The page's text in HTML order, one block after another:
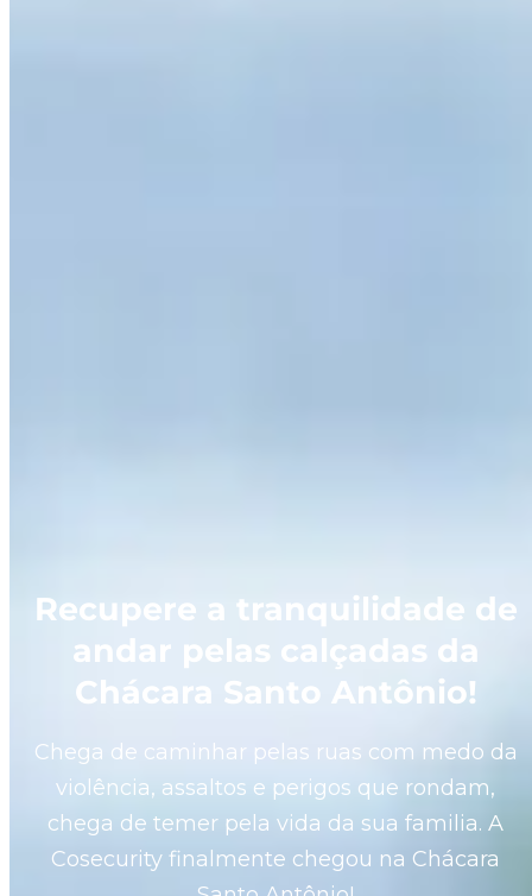
Recupere a tranquilidade de
andar pelas calçadas da
Chácara Santo Antônio!
Chega de caminhar pelas ruas com medo da
violência, assaltos e perigos que rondam,
chega de temer pela vida da sua familia. A
Cosecurity finalmente chegou na Chácara